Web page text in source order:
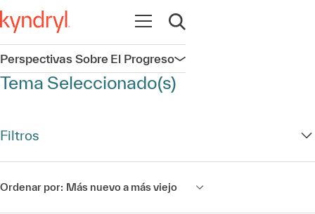
Abrir navegación
Abrir búsqueda
Perspectivas Sobre El ProgresoAbrir navegación
Tema Seleccionado(s)
Filtros
Ordenar por: Más nuevo a más viejo